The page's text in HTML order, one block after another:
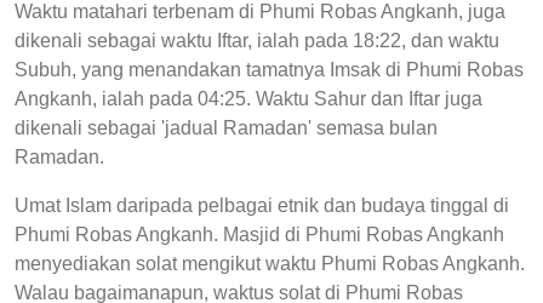
Waktu matahari terbenam di Phumi Robas Angkanh, juga
dikenali sebagai waktu Iftar, ialah pada 18:22, dan waktu
Subuh, yang menandakan tamatnya Imsak di Phumi Robas
Angkanh, ialah pada 04:25. Waktu Sahur dan Iftar juga
dikenali sebagai 'jadual Ramadan' semasa bulan
Ramadan.
Umat Islam daripada pelbagai etnik dan budaya tinggal di
Phumi Robas Angkanh. Masjid di Phumi Robas Angkanh
menyediakan solat mengikut waktu Phumi Robas Angkanh.
Walau bagaimanapun, waktus solat di Phumi Robas